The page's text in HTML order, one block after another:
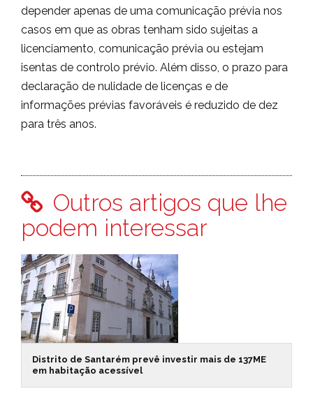
depender apenas de uma comunicação prévia nos
casos em que as obras tenham sido sujeitas a
licenciamento, comunicação prévia ou estejam
isentas de controlo prévio. Além disso, o prazo para
declaração de nulidade de licenças e de
informações prévias favoráveis é reduzido de dez
para três anos.
Outros artigos que lhe
podem interessar
Distrito de Santarém prevê investir mais de 137ME
em habitação acessível